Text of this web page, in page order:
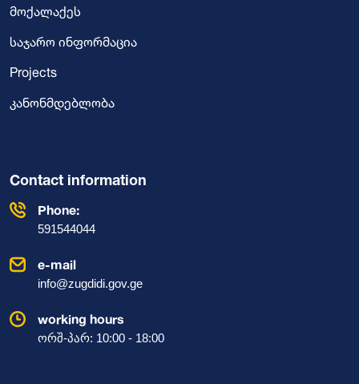
მოქალაქეს
საჯარო ინფორმაცია
Projects
კანონმდებლობა
Contact information
Phone:
591544044
e-mail
info@zugdidi.gov.ge
working hours
ორშ-პარ: 10:00 - 18:00